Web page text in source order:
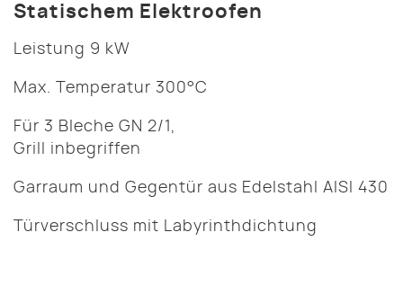
Statischem Elektroofen
Leistung 9 kW
Max. Temperatur 300°C
Für 3 Bleche GN 2/1,
Grill inbegriffen
Garraum und Gegentür aus Edelstahl AISI 430
Türverschluss mit Labyrinthdichtung